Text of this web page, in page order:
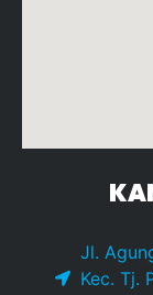
Jl.
Kec. Tj.